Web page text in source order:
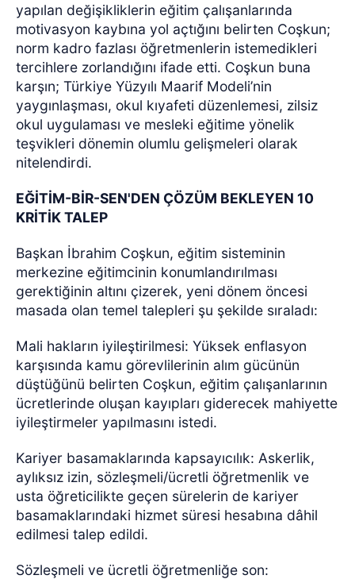
yapılan değişikliklerin eğitim çalışanlarında
motivasyon kaybına yol açtığını belirten Coşkun;
norm kadro fazlası öğretmenlerin istemedikleri
tercihlere zorlandığını ifade etti. Coşkun buna
karşın; Türkiye Yüzyılı Maarif Modeli’nin
yaygınlaşması, okul kıyafeti düzenlemesi, zilsiz
okul uygulaması ve mesleki eğitime yönelik
teşvikleri dönemin olumlu gelişmeleri olarak
nitelendirdi.
EĞİTİM-BİR-SEN'DEN ÇÖZÜM BEKLEYEN 10
KRİTİK TALEP
Başkan İbrahim Coşkun, eğitim sisteminin
merkezine eğitimcinin konumlandırılması
gerektiğinin altını çizerek, yeni dönem öncesi
masada olan temel talepleri şu şekilde sıraladı:
Mali hakların iyileştirilmesi: Yüksek enflasyon
karşısında kamu görevlilerinin alım gücünün
düştüğünü belirten Coşkun, eğitim çalışanlarının
ücretlerinde oluşan kayıpları giderecek mahiyette
iyileştirmeler yapılmasını istedi.
Kariyer basamaklarında kapsayıcılık: Askerlik,
aylıksız izin, sözleşmeli/ücretli öğretmenlik ve
usta öğreticilikte geçen sürelerin de kariyer
basamaklarındaki hizmet süresi hesabına dâhil
edilmesi talep edildi.
Sözleşmeli ve ücretli öğretmenliğe son: